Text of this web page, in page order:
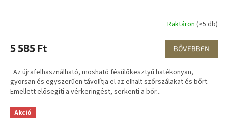
Raktáron (>5 db)
5 585 Ft BŐVEBBEN
Az újrafelhasználható, mosható fésülőkesztyű hatékonyan,
gyorsan és egyszerűen távolítja el az elhalt szőrszálakat és bőrt.
Emellett elősegíti a vérkeringést, serkenti a bőr...
Akció